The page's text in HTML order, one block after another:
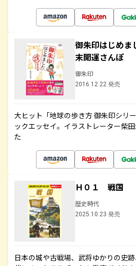
御朱印はじめ
末開運さんぽ
御朱印
2016.12.22 発売
大ヒット「地球の歩き方 御朱印シリ
ックエッセイ。イラストレーター柴
た
Ｈ０１ 戦国
歴史時代
2025.10.23 発売
日本の城や古戦場、武将ゆかりの史